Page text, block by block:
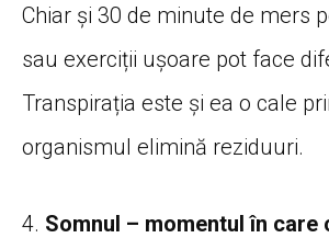
Chiar și 30 de minute de mers
sau exerciții ușoare pot face
Transpirația este și ea o cale
organismul elimină reziduuri.
4. Somnul – momentul în care